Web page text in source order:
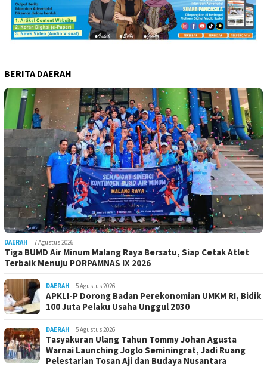
BERITA DAERAH
DAERAH 7 Agustus 2026
Tiga BUMD Air Minum Malang Raya Bersatu, Siap Cetak Atlet
Terbaik Menuju PORPAMNAS IX 2026
DAERAH 5 Agustus 2026
APKLI-P Dorong Badan Perekonomian UMKM RI, Bidik
100 Juta Pelaku Usaha Unggul 2030
DAERAH 5 Agustus 2026
Tasyakuran Ulang Tahun Tommy Johan Agusta
Warnai Launching Joglo Seminingrat, Jadi Ruang
Pelestarian Tosan Aji dan Budaya Nusantara